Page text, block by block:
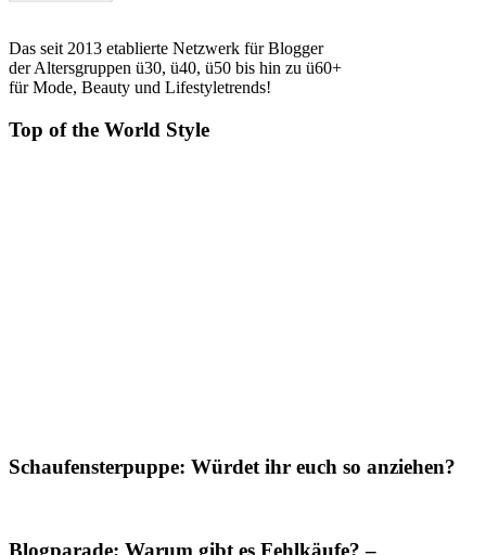
Das seit 2013 etablierte Netzwerk für Blogger
der Altersgruppen ü30, ü40, ü50 bis hin zu ü60+
für Mode, Beauty und Lifestyletrends!
Top of the World Style
Schaufensterpuppe: Würdet ihr euch so anziehen?